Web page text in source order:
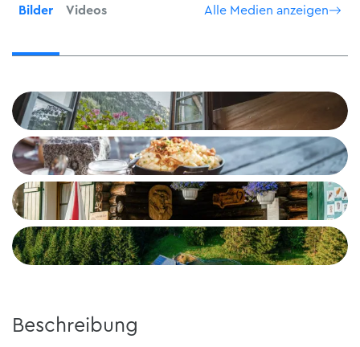
Bilder Videos Alle Medien anzeigen
Beschreibung